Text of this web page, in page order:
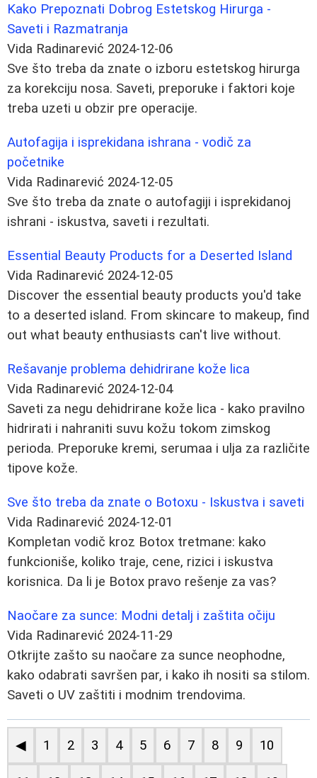
Kako Prepoznati Dobrog Estetskog Hirurga -
Saveti i Razmatranja
Vida Radinarević 2024-12-06
Sve što treba da znate o izboru estetskog hirurga
za korekciju nosa. Saveti, preporuke i faktori koje
treba uzeti u obzir pre operacije.
Autofagija i isprekidana ishrana - vodič za
početnike
Vida Radinarević 2024-12-05
Sve što treba da znate o autofagiji i isprekidanoj
ishrani - iskustva, saveti i rezultati.
Essential Beauty Products for a Deserted Island
Vida Radinarević 2024-12-05
Discover the essential beauty products you'd take
to a deserted island. From skincare to makeup, find
out what beauty enthusiasts can't live without.
Rešavanje problema dehidrirane kože lica
Vida Radinarević 2024-12-04
Saveti za negu dehidrirane kože lica - kako pravilno
hidrirati i nahraniti suvu kožu tokom zimskog
perioda. Preporuke kremi, serumaa i ulja za različite
tipove kože.
Sve što treba da znate o Botoxu - Iskustva i saveti
Vida Radinarević 2024-12-01
Kompletan vodič kroz Botox tretmane: kako
funkcioniše, koliko traje, cene, rizici i iskustva
korisnica. Da li je Botox pravo rešenje za vas?
Naočare za sunce: Modni detalj i zaštita očiju
Vida Radinarević 2024-11-29
Otkrijte zašto su naočare za sunce neophodne,
kako odabrati savršen par, i kako ih nositi sa stilom.
Saveti o UV zaštiti i modnim trendovima.
◀ 1 2 3 4 5 6 7 8 9 10